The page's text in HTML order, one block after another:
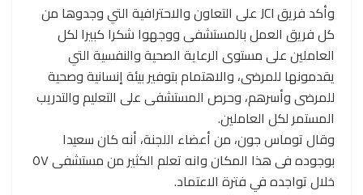
وأكد فريق JCI على التعاون والاحترافية التي وجدوها من
كل فريق العمل بالمستشفى ووجهوا شكرا كبيرا لكل
العاملين على مستوى الرعاية الصحية والنفسية التي
يقدمونها للمرضى، والاهتمام بتوفير بيئة إنسانية وصحية
للمرضى وأسرهم، وحرص المستشفى على التعليم والتدريب
المستمر لكل العاملين.
وقال توماس جون، من أعضاء اللجنة، أنه كان سعيدا
بوجوده فى هذا المكان وانه تعلم الكثير من مستشفى ٥٧
خلال تواجده في فترة الاعتماد.